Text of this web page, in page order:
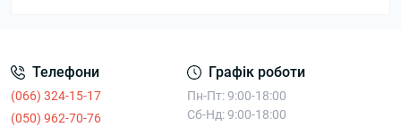
Телефони
(066) 324-15-17
(050) 962-70-76
Графік роботи
Пн-Пт: 9:00-18:00
Сб-Нд: 9:00-18:00